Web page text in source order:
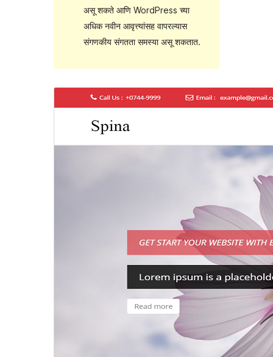
असू शकते आणि WordPress च्या
अधिक नवीन आवृत्त्यांसह वापरल्यास
संगणकीय संगतता समस्या असू शकतात.